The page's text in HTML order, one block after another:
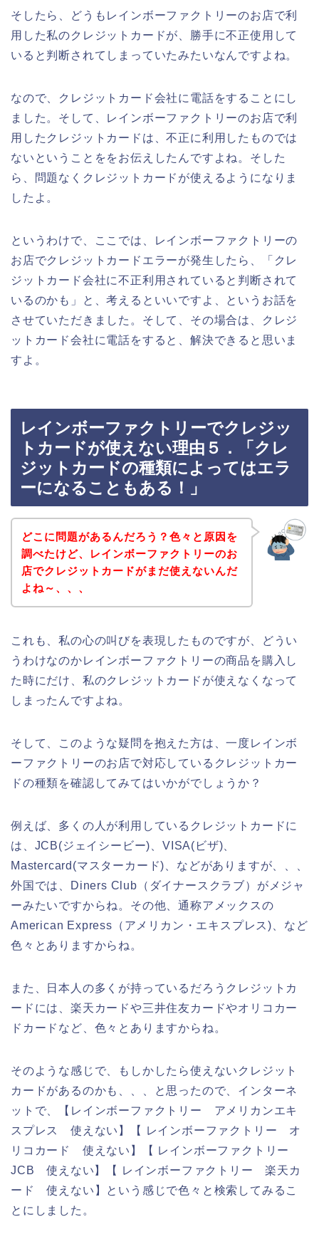
そしたら、どうもレインボーファクトリーのお店で利
用した私のクレジットカードが、勝手に不正使用して
いると判断されてしまっていたみたいなんですよね。
なので、クレジットカード会社に電話をすることにし
ました。そして、レインボーファクトリーのお店で利
用したクレジットカードは、不正に利用したものでは
ないということををお伝えしたんですよね。そした
ら、問題なくクレジットカードが使えるようになりま
したよ。
というわけで、ここでは、レインボーファクトリーの
お店でクレジットカードエラーが発生したら、「クレ
ジットカード会社に不正利用されていると判断されて
いるのかも」と、考えるといいですよ、というお話を
させていただきました。そして、その場合は、クレジ
ットカード会社に電話をすると、解決できると思いま
すよ。
レインボーファクトリーでクレジッ
トカードが使えない理由５．「クレ
ジットカードの種類によってはエラ
ーになることもある！」
どこに問題があるんだろう？色々と原因を
調べたけど、レインボーファクトリーのお
店でクレジットカードがまだ使えないんだ
よね～、、、
これも、私の心の叫びを表現したものですが、どうい
うわけなのかレインボーファクトリーの商品を購入し
た時にだけ、私のクレジットカードが使えなくなって
しまったんですよね。
そして、このような疑問を抱えた方は、一度レインボ
ーファクトリーのお店で対応しているクレジットカー
ドの種類を確認してみてはいかがでしょうか？
例えば、多くの人が利用しているクレジットカードに
は、JCB(ジェイシービー)、VISA(ビザ)、
Mastercard(マスターカード)、などがありますが、、、
外国では、Diners Club（ダイナースクラブ）がメジャ
ーみたいですからね。その他、通称アメックスの
American Express（アメリカン・エキスプレス)、など
色々とありますからね。
また、日本人の多くが持っているだろうクレジットカ
ードには、楽天カードや三井住友カードやオリコカー
ドカードなど、色々とありますからね。
そのような感じで、もしかしたら使えないクレジット
カードがあるのかも、、、と思ったので、インターネ
ットで、【レインボーファクトリー アメリカンエキ
スプレス 使えない】【 レインボーファクトリー オ
リコカード 使えない】【 レインボーファクトリー
JCB 使えない】【 レインボーファクトリー 楽天カ
ード 使えない】という感じで色々と検索してみるこ
とにしました。